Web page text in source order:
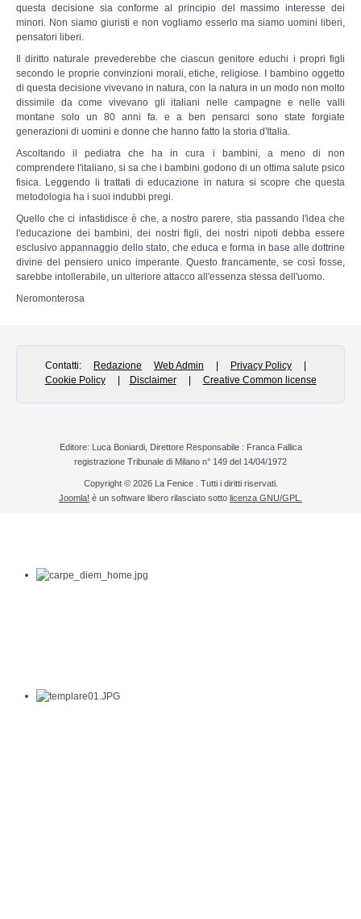
MULTIMEDIA
Canzoniere
Filmati
Gallerie fotografiche
Discimus Vitae
Archivio Trasmissioni Radio 23 settembre
RADIO FENICE
Trasmissioni Youtube
questa decisione sia conforme al principio del massimo interesse dei
minori. Non siamo giuristi e non vogliamo esserlo ma siamo uomini liberi,
pensatori liberi.
Il diritto naturale prevederebbe che ciascun genitore educhi i propri figli
secondo le proprie convinzioni morali, etiche, religiose. I bambino oggetto
di questa decisione vivevano in natura, con la natura in un modo non molto
dissimile da come vivevano gli italiani nelle campagne e nelle valli
montane solo un 80 anni fa. e a ben pensarci sono state forgiate
generazioni di uomini e donne che hanno fatto la storia d'Italia.
Ascoltando il pediatra che ha in cura i bambini, a meno di non
comprendere l'italiano, si sa che i bambini godono di un ottima salute psico
fisica. Leggendo li trattati di educazione in natura si scopre che questa
metodologia ha i suoi indubbi pregi.
Quello che ci infastidisce è che, a nostro parere, stia passando l'idea che
l'educazione dei bambini, dei nostri figli, dei nostri nipoti debba essere
esclusivo appannaggio dello stato, che educa e forma in base alle dottrine
divine del pensiero unico imperante. Questo francamente, se così fosse,
sarebbe intollerabile, un ulteriore attacco all'essenza stessa dell'uomo.
Neromonterosa
Contatti: Redazione Web Admin Privacy Policy
Cookie Policy| Disclaimer| Creative Common license
Editore: Luca Boniardi, Direttore Responsabile : Franca Fallica
registrazione Tribunale di Milano n° 149 del 14/04/1972
Copyright © 2026 La Fenice . Tutti i diritti riservati.
Joomla! è un software libero rilasciato sotto licenza GNU/GPL.